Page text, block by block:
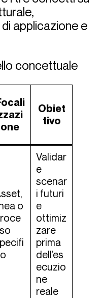
applicazione e
concettuale
one
Obiet
tivo
o
Validar
e
scenar
i futuri
e
ottimiz
zare
prima
dell’es
ecuzio
ne
reale